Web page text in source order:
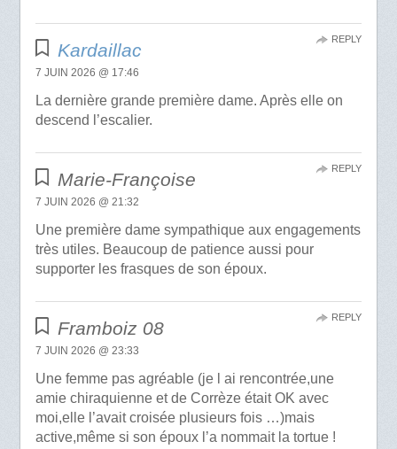
Kardaillac
7 JUIN 2026 @ 17:46
La dernière grande première dame. Après elle on
descend l’escalier.
REPLY
Marie-Françoise
7 JUIN 2026 @ 21:32
Une première dame sympathique aux engagements
très utiles. Beaucoup de patience aussi pour
supporter les frasques de son époux.
REPLY
Framboiz 08
7 JUIN 2026 @ 23:33
Une femme pas agréable (je l ai rencontrée,une
amie chiraquienne et de Corrèze était OK avec
moi,elle l’avait croisée plusieurs fois …)mais
active,même si son époux l’a nommait la tortue !
REPLY